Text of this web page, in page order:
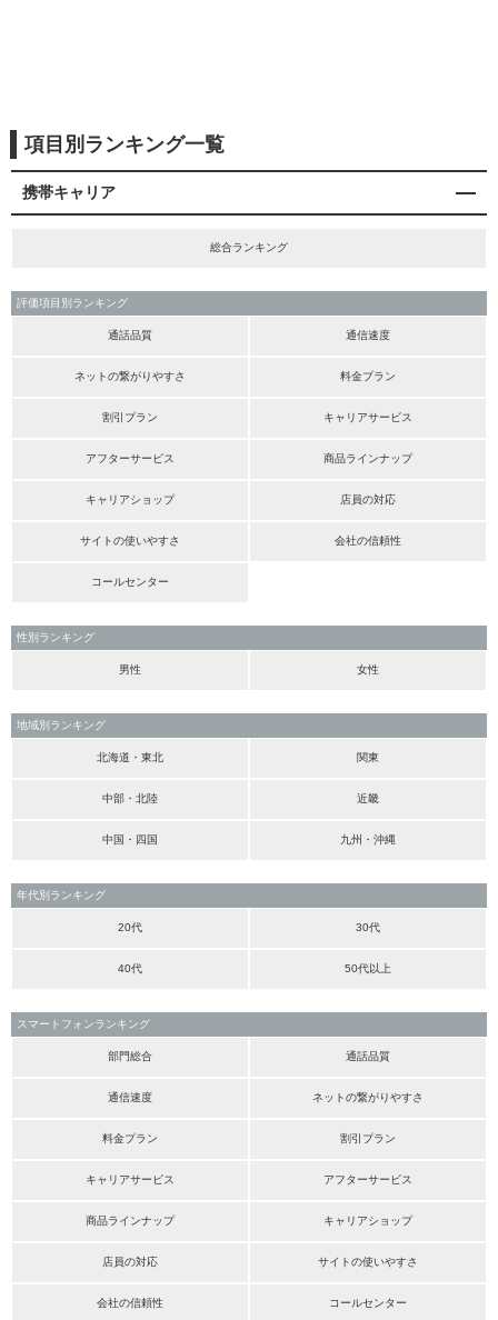
項目別ランキング一覧
携帯キャリア
総合ランキング
評価項目別ランキング
通話品質 通信速度
ネットの繋がりやすさ 料金プラン
割引プラン キャリアサービス
アフターサービス 商品ラインナップ
キャリアショップ 店員の対応
サイトの使いやすさ 会社の信頼性
コールセンター
性別ランキング
男性 女性
地域別ランキング
北海道・東北 関東
中部・北陸 近畿
中国・四国 九州・沖縄
年代別ランキング
20代 30代
40代 50代以上
スマートフォンランキング
部門総合 通話品質
通信速度 ネットの繋がりやすさ
料金プラン 割引プラン
キャリアサービス アフターサービス
商品ラインナップ キャリアショップ
店員の対応 サイトの使いやすさ
会社の信頼性 コールセンター